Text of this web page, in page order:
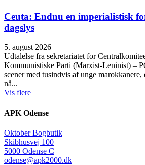
Ceuta: Endnu en imperialistisk
dagslys
5. august 2026
Udtalelse fra sekretariatet for
Kommunistiske Parti (Marxist-Leninist) –
scener med tusindvis af unge marokkanere,
nå...
Vis flere
APK Odense
Oktober Bogbutik
Skibhusvej 100
5000 Odense C
odense@apk2000.dk